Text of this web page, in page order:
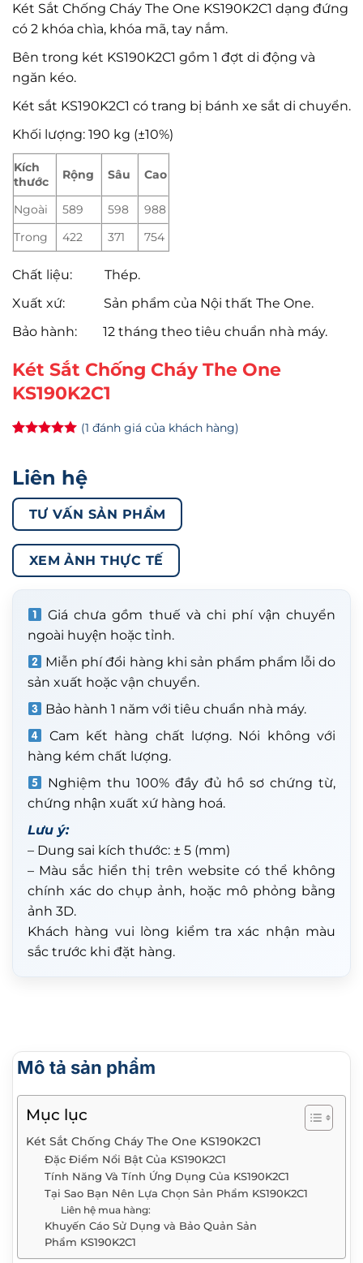
Két Sắt Chống Cháy The One KS190K2C1 dạng đứng
có 2 khóa chìa, khóa mã, tay nắm.
Bên trong két KS190K2C1 gồm 1 đợt di động và
ngăn kéo.
Két sắt KS190K2C1 có trang bị bánh xe sắt di chuyển.
Khối lượng: 190 kg (±10%)
Kích
thước
Rộng Sâu Cao
Ngoài 589 598
988
Trong
422 371 754
Chất liệu: Thép.
Xuất xứ: Sản phẩm của Nội thất The One.
Bảo hành: 12 tháng theo tiêu chuẩn nhà máy.
Két Sắt Chống Cháy The One
KS190K2C1
đánh giá
(1 đánh giá của khách hàng)
Liên hệ
TƯ VẤN SẢN PHẨM
XEM ẢNH THỰC TẾ
Giá chưa gồm thuế và chi phí vận chuyển
ngoài huyện hoặc tỉnh.
Miễn phí đổi hàng khi sản phẩm phẩm lỗi do
sản xuất hoặc vận chuyển.
Bảo hành 1 năm với tiêu chuẩn nhà máy.
Cam kết hàng chất lượng. Nói không với
hàng kém chất lượng.
Nghiệm thu 100% đầy đủ hồ sơ chứng từ,
chứng nhận xuất xứ hàng hoá.
Lưu ý:
– Dung sai kích thước: ± 5 (mm)
– Màu sắc hiển thị trên website có thể không
chính xác do chụp ảnh, hoặc mô phỏng bằng
ảnh 3D.
Khách hàng vui lòng kiểm tra xác nhận màu
sắc trước khi đặt hàng.
Mô tả sản phẩm
Mục lục
Két Sắt Chống Cháy The One KS190K2C1
Đặc Điểm Nổi Bật Của KS190K2C1
Tính Năng Và Tính Ứng Dụng Của KS190K2C1
Tại Sao Bạn Nên Lựa Chọn Sản Phẩm KS190K2C1
Liên hệ mua hàng:
Khuyến Cáo Sử Dụng và Bảo Quản Sản
Phẩm KS190K2C1